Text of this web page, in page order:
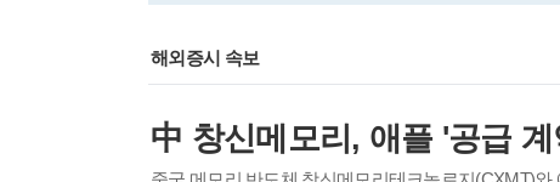
해외증시 속보